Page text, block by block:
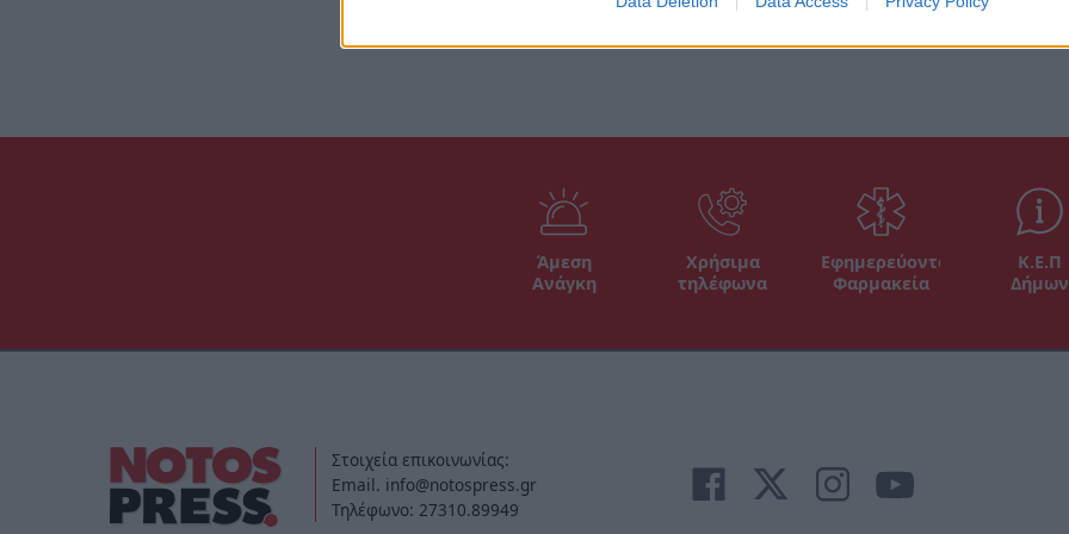
Άμεση
Ανάγκη
Χρήσιμα
τηλέφωνα
Εφημερεύοντα
Φαρμακεία
Κ.Ε.Π
Δήμων
Στοιχεία επικοινωνίας:
Email. info@notospress.gr
Τηλέφωνο: 27310.89949